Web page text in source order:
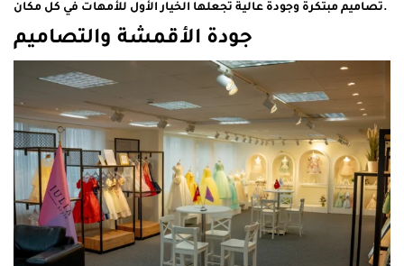
تصاميم مبتكرة وجودة عالية تجعلها الخيار الأول للأمهات في كل مكان.
جودة الأقمشة والتصاميم